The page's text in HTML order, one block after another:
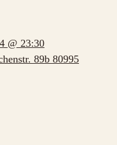
@ 23:30
89b 80995